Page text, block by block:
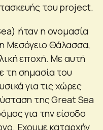
του project.
ήταν η ονομασία
Μεσόγειο Θάλασσα,
εποχή. Με αυτή
τη σημασία του
για τις χώρες
της Great Sea
για την είσοδο
Εχουμε καταρχήν